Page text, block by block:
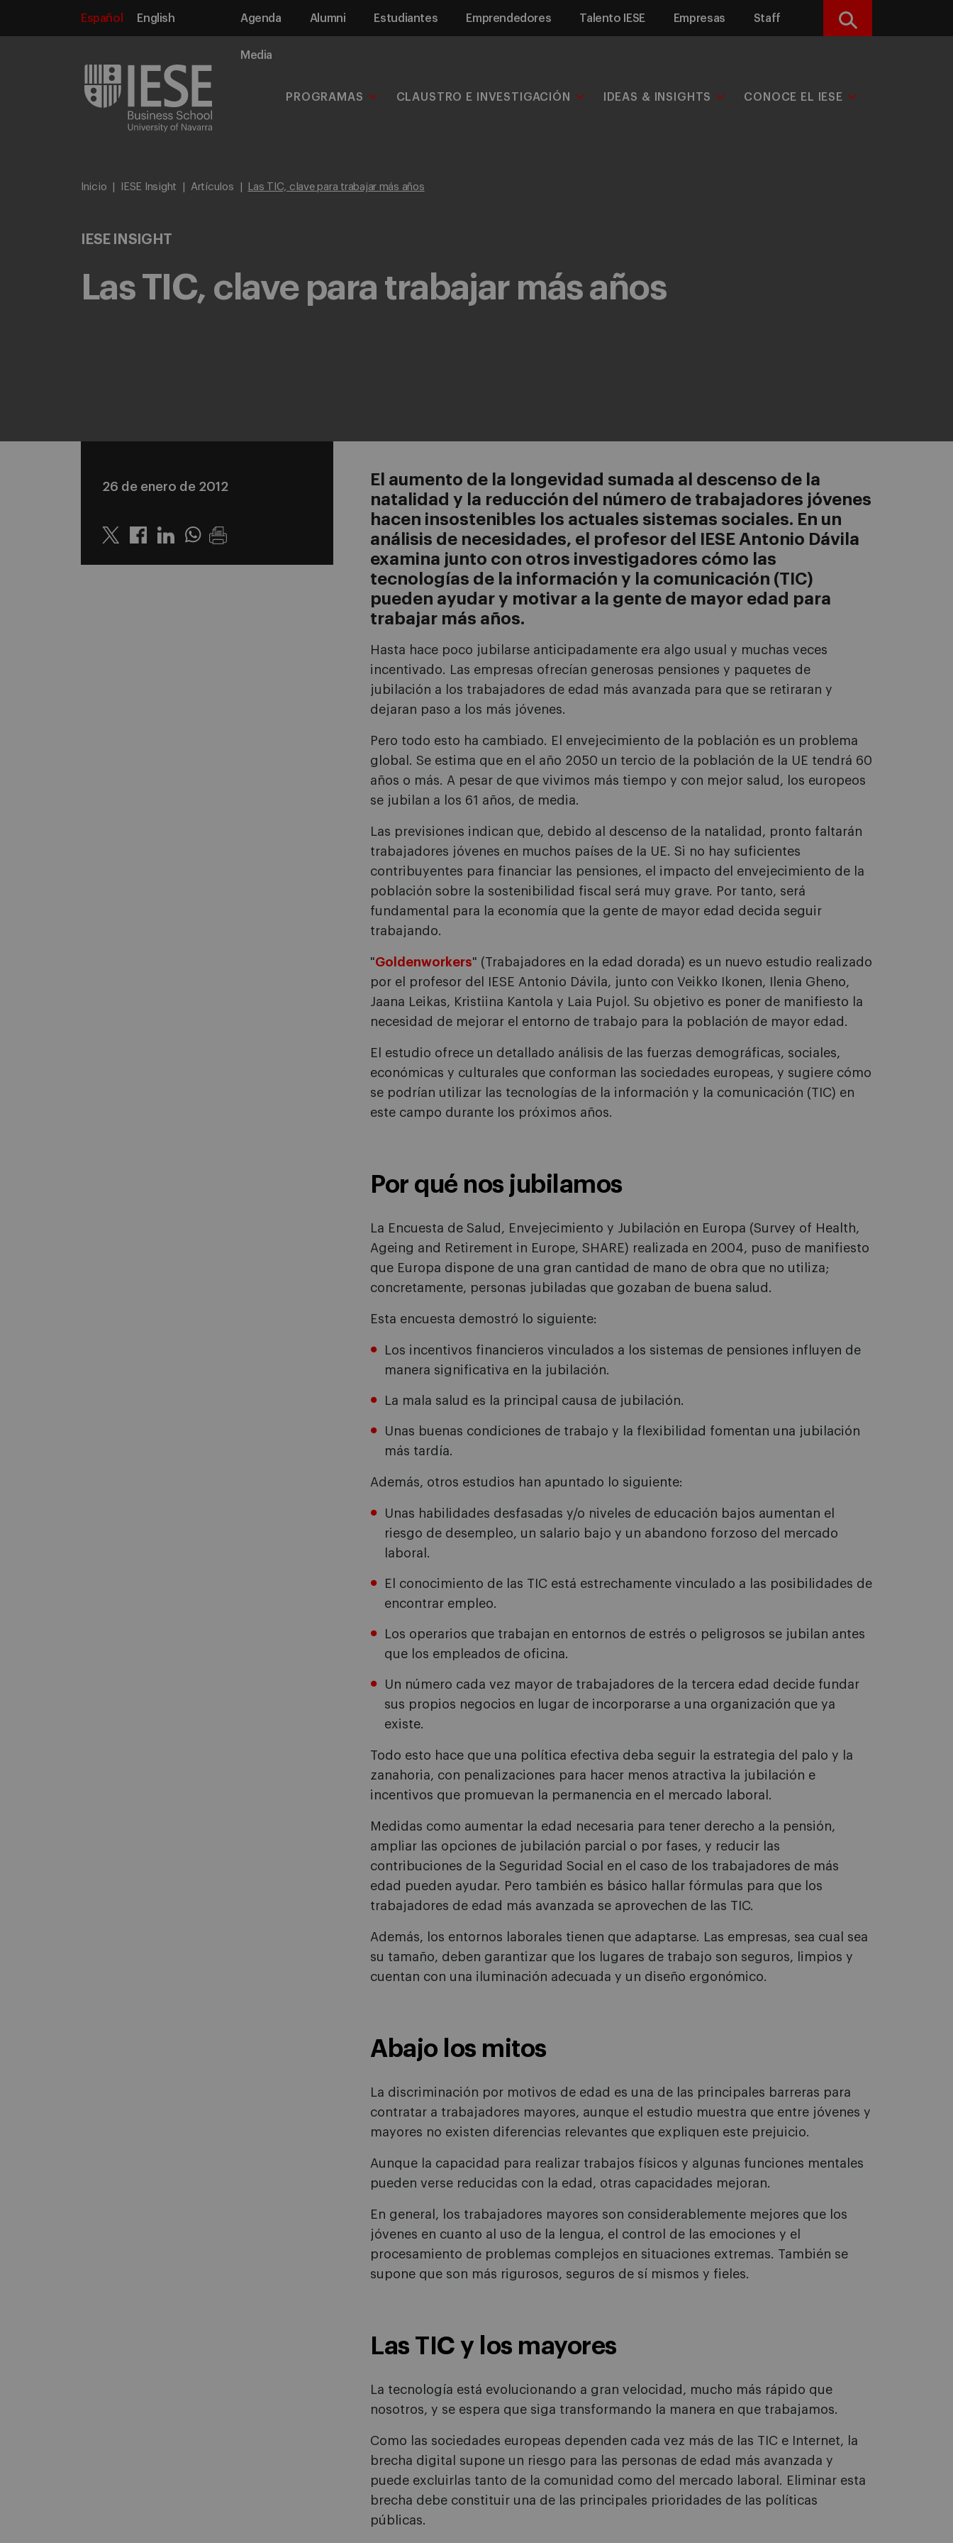
Español English Agenda Alumni Estudiantes Emprendedores Talento IESE Empresas Staff
Media
Buscar
PROGRAMAS CLAUSTRO E INVESTIGACIÓN IDEAS & INSIGHTS CONOCE EL IESE
Inicio IESE Insight Artículos Las TIC, clave para trabajar más años
IESE INSIGHT
Las TIC, clave para trabajar más años
26 de enero de 2012
Twitter LinkedinWhatsapp
El aumento de la longevidad sumada al descenso de la
natalidad y la reducción del número de trabajadores jóvenes
hacen insostenibles los actuales sistemas sociales. En un
análisis de necesidades, el profesor del IESE Antonio Dávila
examina junto con otros investigadores cómo las
tecnologías de la información y la comunicación (TIC)
pueden ayudar y motivar a la gente de mayor edad para
trabajar más años.
Hasta hace poco jubilarse anticipadamente era algo usual y muchas veces
incentivado. Las empresas ofrecían generosas pensiones y paquetes de
jubilación a los trabajadores de edad más avanzada para que se retiraran y
dejaran paso a los más jóvenes.
Pero todo esto ha cambiado. El envejecimiento de la población es un problema
global. Se estima que en el año 2050 un tercio de la población de la UE tendrá 60
años o más. A pesar de que vivimos más tiempo y con mejor salud, los europeos
se jubilan a los 61 años, de media.
Las previsiones indican que, debido al descenso de la natalidad, pronto faltarán
trabajadores jóvenes en muchos países de la UE. Si no hay suficientes
contribuyentes para financiar las pensiones, el impacto del envejecimiento de la
población sobre la sostenibilidad fiscal será muy grave. Por tanto, será
fundamental para la economía que la gente de mayor edad decida seguir
trabajando.
"Goldenworkers" (Trabajadores en la edad dorada) es un nuevo estudio realizado
por el profesor del IESE Antonio Dávila, junto con Veikko Ikonen, Ilenia Gheno,
Jaana Leikas, Kristiina Kantola y Laia Pujol. Su objetivo es poner de manifiesto la
necesidad de mejorar el entorno de trabajo para la población de mayor edad.
El estudio ofrece un detallado análisis de las fuerzas demográficas, sociales,
económicas y culturales que conforman las sociedades europeas, y sugiere cómo
se podrían utilizar las tecnologías de la información y la comunicación (TIC) en
este campo durante los próximos años.
Por qué nos jubilamos
La Encuesta de Salud, Envejecimiento y Jubilación en Europa (Survey of Health,
Ageing and Retirement in Europe, SHARE) realizada en 2004, puso de manifiesto
que Europa dispone de una gran cantidad de mano de obra que no utiliza;
concretamente, personas jubiladas que gozaban de buena salud.
Esta encuesta demostró lo siguiente:
Los incentivos financieros vinculados a los sistemas de pensiones influyen de
manera significativa en la jubilación.
La mala salud es la principal causa de jubilación.
Unas buenas condiciones de trabajo y la flexibilidad fomentan una jubilación
más tardía.
Además, otros estudios han apuntado lo siguiente:
Unas habilidades desfasadas y/o niveles de educación bajos aumentan el
riesgo de desempleo, un salario bajo y un abandono forzoso del mercado
laboral.
El conocimiento de las TIC está estrechamente vinculado a las posibilidades de
encontrar empleo.
Los operarios que trabajan en entornos de estrés o peligrosos se jubilan antes
que los empleados de oficina.
Un número cada vez mayor de trabajadores de la tercera edad decide fundar
sus propios negocios en lugar de incorporarse a una organización que ya
existe.
Todo esto hace que una política efectiva deba seguir la estrategia del palo y la
zanahoria, con penalizaciones para hacer menos atractiva la jubilación e
incentivos que promuevan la permanencia en el mercado laboral.
Medidas como aumentar la edad necesaria para tener derecho a la pensión,
ampliar las opciones de jubilación parcial o por fases, y reducir las
contribuciones de la Seguridad Social en el caso de los trabajadores de más
edad pueden ayudar. Pero también es básico hallar fórmulas para que los
trabajadores de edad más avanzada se aprovechen de las TIC.
Además, los entornos laborales tienen que adaptarse. Las empresas, sea cual sea
su tamaño, deben garantizar que los lugares de trabajo son seguros, limpios y
cuentan con una iluminación adecuada y un diseño ergonómico.
Abajo los mitos
La discriminación por motivos de edad es una de las principales barreras para
contratar a trabajadores mayores, aunque el estudio muestra que entre jóvenes y
mayores no existen diferencias relevantes que expliquen este prejuicio.
Aunque la capacidad para realizar trabajos físicos y algunas funciones mentales
pueden verse reducidas con la edad, otras capacidades mejoran.
En general, los trabajadores mayores son considerablemente mejores que los
jóvenes en cuanto al uso de la lengua, el control de las emociones y el
procesamiento de problemas complejos en situaciones extremas. También se
supone que son más rigurosos, seguros de sí mismos y fieles.
Las TIC y los mayores
La tecnología está evolucionando a gran velocidad, mucho más rápido que
nosotros, y se espera que siga transformando la manera en que trabajamos.
Como las sociedades europeas dependen cada vez más de las TIC e Internet, la
brecha digital supone un riesgo para las personas de edad más avanzada y
puede excluirlas tanto de la comunidad como del mercado laboral. Eliminar esta
brecha debe constituir una de las principales prioridades de las políticas
públicas.